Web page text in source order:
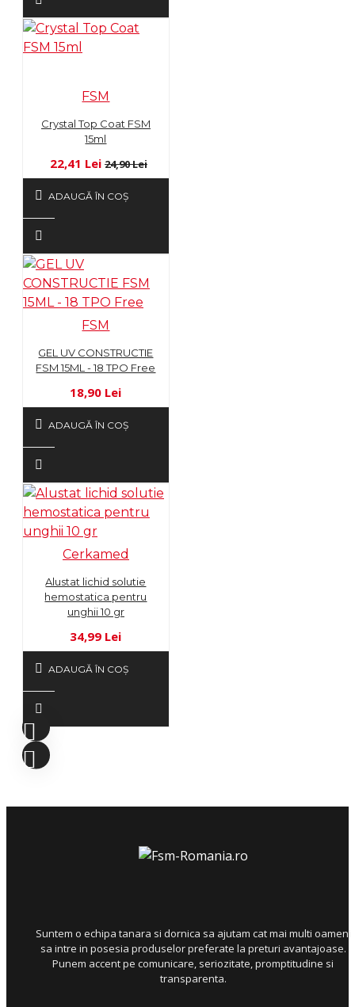
FSM
Crystal Top Coat FSM
15ml
22,41 Lei 24,90 Lei
ADAUGĂ ÎN COŞ
FSM
GEL UV CONSTRUCTIE
FSM 15ML - 18 TPO Free
18,90 Lei
ADAUGĂ ÎN COŞ
Cerkamed
Alustat lichid solutie
hemostatica pentru
unghii 10 gr
34,99 Lei
ADAUGĂ ÎN COŞ
Suntem o echipa tanara si dornica sa ajutam cat mai multi oameni
sa intre in posesia produselor preferate la preturi avantajoase.
Punem accent pe comunicare, seriozitate, promptitudine si
transparenta.